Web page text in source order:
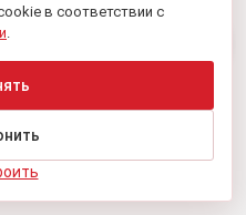
в соответствии с
.